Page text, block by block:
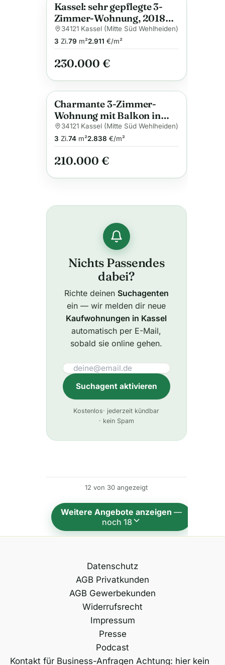
Anzeige
Kassel: sehr gepflegte 3-
Zimmer-Wohnung, 2018
modernisiert, Balkon &
hochwertige Ausstattung in
zentraler Lage
34121 Kassel (Mitte Süd Wehlheiden)
3 Zi.79 m²2.911 €/m²
230.000 €
Anzeige
Charmante 3-Zimmer-
Wohnung mit Balkon in
begehrter Südstadtlage
nahe der Karlsaue Kassel
34121 Kassel (Mitte Süd Wehlheiden)
3 Zi.74m²2.838 €/m²
210.000 €
Nichts Passendes
dabei?
Richte deinen Suchagenten
ein — wir melden dir neue
Kaufwohnungen in Kassel
automatisch per E-Mail,
sobald sie online gehen.
Suchagent aktivieren
l
a
t
i
Kostenlos· jederzeit kündbar
· kein Spam
12 von 30 angezeigt
Weitere Angebote anzeigen—
noch 18
Datenschutz
AGB Privatkunden
AGB Gewerbekunden
Widerrufsrecht
Impressum
Presse
Podcast
Kontakt für Business-Anfragen Achtung: hier kein